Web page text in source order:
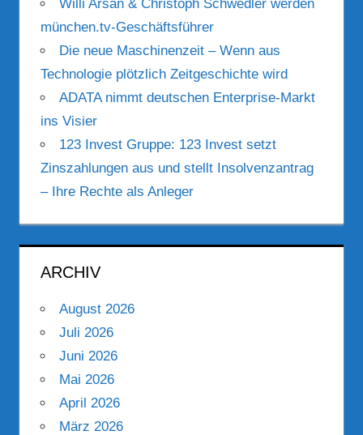
Willi Arsan & Christoph Schwedler werden
münchen.tv-Geschäftsführer
Die neue Maschinenzeit – Wenn aus
Technologie plötzlich Zeitgeschichte wird
ADATA nimmt deutschen Enterprise-Markt
ins Visier
123 Invest Gruppe: 123 Invest setzt
Zinszahlungen aus und stellt Insolvenzantrag
– Ihre Rechte als Anleger
ARCHIV
August 2026
Juli 2026
Juni 2026
Mai 2026
April 2026
März 2026